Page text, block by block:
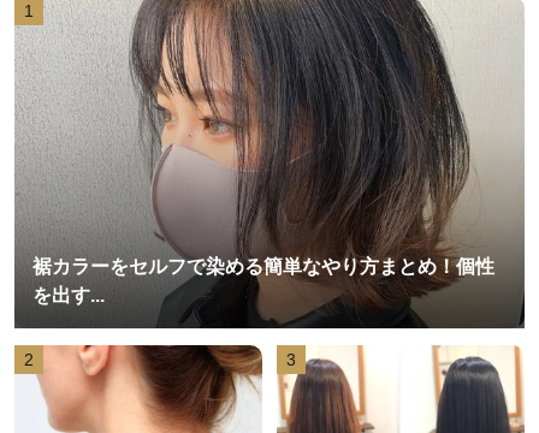
1
裾カラーをセルフで染める簡単なやり方まとめ！個性
を出す...
2 3